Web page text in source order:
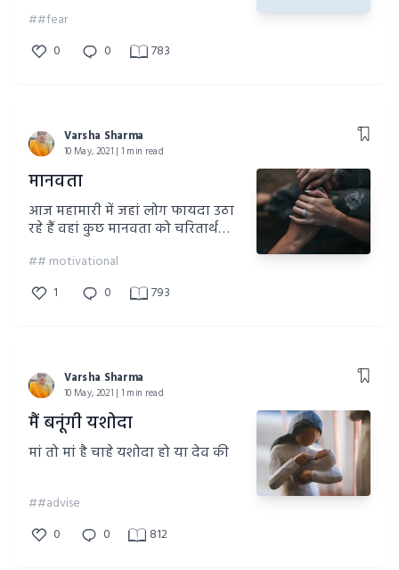
शब्द बोलते रहें यह समय बहुत जल्दी ही
निकल जाएगा
##fear
0
0 783
Varsha Sharma
10 May, 2021 | 1 min read
मानवता
आज महामारी में जहां लोग फायदा उठा
रहे हैं वहां कुछ मानवता को चरितार्थ
## motivational
1
0 793
Varsha Sharma
10 May, 2021 | 1 min read
मैं बनूंगी यशोदा
मां तो मां है चाहे यशोदा हो या देव की
##advise
0
0 812